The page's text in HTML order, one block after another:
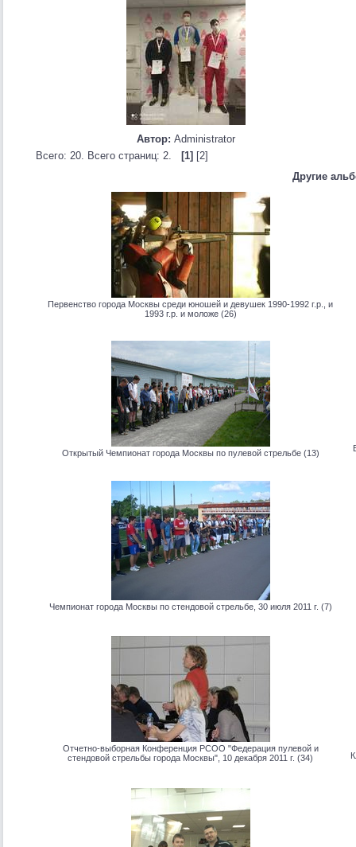
Автор: Administrator
Всего: 20. Всего страниц: 2.
[1] [2]
Другие
Первенство города Москвы среди юношей и девушек 1990-1992 г.р., и
1993 г.р. и моложе (26)
Открытый Чемпионат города Москвы по пулевой стрельбе (13)
Чемпионат города Москвы по стендовой стрельбе, 30 июля 2011 г. (7)
Отчетно-выборная Конференция РСОО "Федерация пулевой и
стендовой стрельбы города Москвы", 10 декабря 2011 г. (34)